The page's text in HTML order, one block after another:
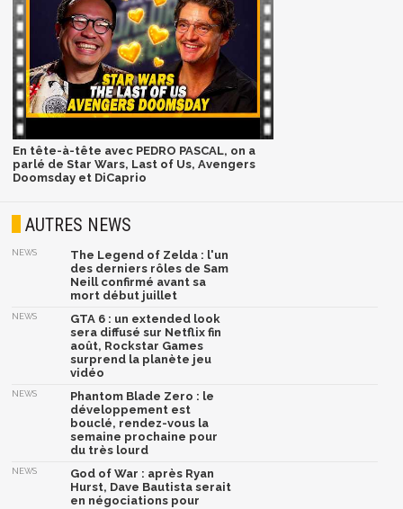
En tête-à-tête avec PEDRO PASCAL, on a
parlé de Star Wars, Last of Us, Avengers
Doomsday et DiCaprio
AUTRES NEWS
NEWS
The Legend of Zelda : l'un
des derniers rôles de Sam
Neill confirmé avant sa
mort début juillet
NEWS
GTA 6 : un extended look
sera diffusé sur Netflix fin
août, Rockstar Games
surprend la planète jeu
vidéo
NEWS
Phantom Blade Zero : le
développement est
bouclé, rendez-vous la
semaine prochaine pour
du très lourd
NEWS
God of War : après Ryan
Hurst, Dave Bautista serait
en négociations pour